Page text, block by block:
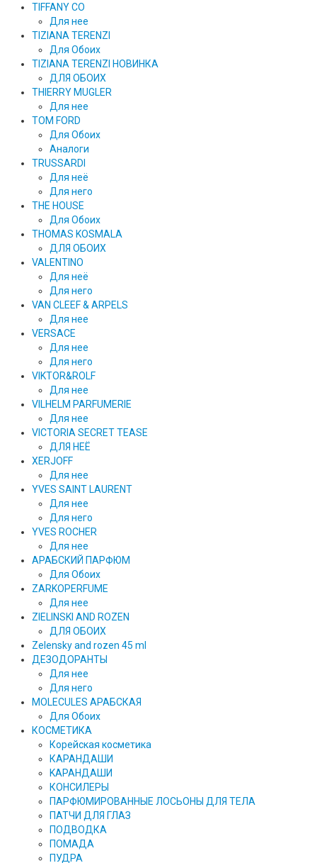
TIFFANY CO
Для нее
TIZIANA TERENZI
Для Обоих
TIZIANA TERENZI НОВИНКА
ДЛЯ ОБОИХ
THIERRY MUGLER
Для нее
TOM FORD
Для Обоих
Аналоги
TRUSSARDI
Для неё
Для него
THE HOUSE
Для Обоих
THOMAS KOSMALA
ДЛЯ ОБОИХ
VALENTINO
Для неё
Для него
VAN CLEEF & ARPELS
Для нее
VERSACE
Для нее
Для него
VIKTOR&ROLF
Для нее
VILHELM PARFUMERIE
Для нее
VICTORIA SECRET TEASE
ДЛЯ НЕЁ
XERJOFF
Для нее
YVES SAINT LAURENT
Для нее
Для него
YVES ROCHER
Для нее
АРАБСКИЙ ПАРФЮМ
Для Обоих
ZARKOPERFUME
Для нее
ZIELINSKI AND ROZEN
ДЛЯ ОБОИХ
Zelensky and rozen 45 ml
ДЕЗОДОРАНТЫ
Для нее
Для него
MOLECULES АРАБСКАЯ
Для Обоих
КОСМЕТИКА
Корейская косметика
КАРАНДAШИ
KAPAHДАШИ
КОНСИЛЕРЫ
ПАРФЮМИРОВАННЫЕ ЛОСЬОНЫ ДЛЯ ТЕЛА
ПАТЧИ ДЛЯ ГЛАЗ
ПОДВОДКА
ПОМАДА
ПУДРА